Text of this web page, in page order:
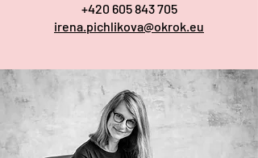
+420 605 843 705
irena.pichlikova@okrok.eu